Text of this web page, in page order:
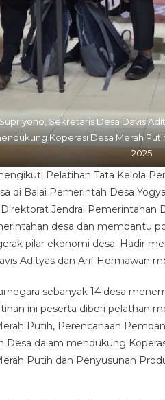
Sekretaris Desa Davis
Koperasi Desa Merah
2025
Pelatihan Tata Kelola
di Balai Pemerintah Desa
Jendral
desa dan membantu
pilar ekonomi desa. Hadir
Adityas dan Arif Hermawan
sebanyak 14 desa
ini peserta diberi pelathan
Putih, Perencanaan
Desa dalam mendukung
Putih dan Penyusunan